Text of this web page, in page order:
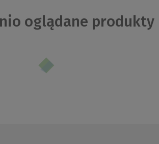
oglądane produkty